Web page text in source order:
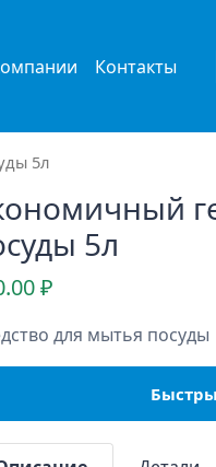
Контакты
5л
5л
₽
для мытья посуды